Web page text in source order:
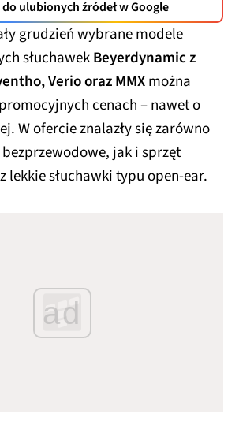
ulubionych źródeł w Google
grudzień wybrane modele
słuchawekBeyerdynamic z
Verio oraz MMXmożna
cenach – nawet o
W ofercie znalazły się zarówno
jak i sprzęt
lekkie słuchawki typu open-ear.
ad